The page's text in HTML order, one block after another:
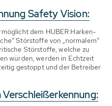
Safety Vision:
dem HUBER Harken-
Störstoffe von „normalem“
Störstoffe, welche zu
würden, werden in Echtzeit
gestoppt und der Betreiber
Verschleißerkennung: